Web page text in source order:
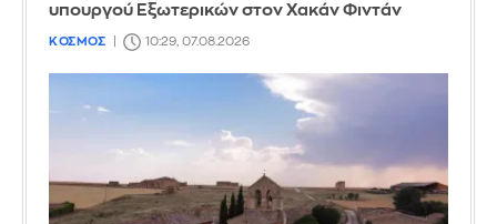
υπουργού Εξωτερικών στον Χακάν Φιντάν
ΚΟΣΜΟΣ 10:29, 07.08.2026